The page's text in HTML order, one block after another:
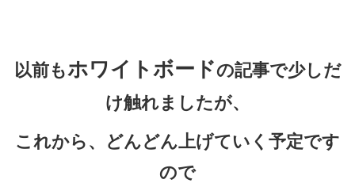
以前もホワイトボードの記事で少しだ
け触れましたが、
これから、どんどん上げていく予定です
ので